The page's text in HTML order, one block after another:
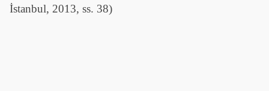
İstanbul, 2013, ss. 38)